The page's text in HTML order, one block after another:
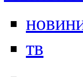
тв